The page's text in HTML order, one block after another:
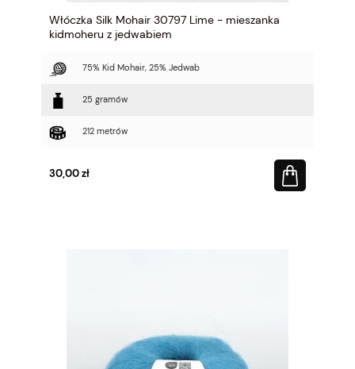
Włóczka Silk Mohair 30797 Lime - mieszanka
kidmoheru z jedwabiem
75% Kid Mohair, 25% Jedwab
25 gramów
212 metrów
30,00 zł